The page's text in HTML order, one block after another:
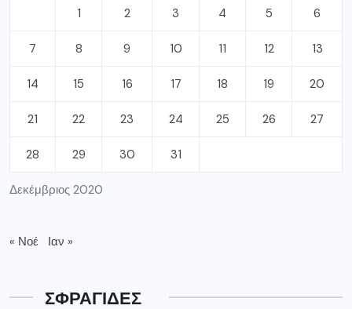
Δεκέμβριος 2020
1 2 3 4 5 6
7 8 9 10 11 12 13
14 15 16 17 18 19 20
21 22 23 24 25 26 27
28 29 30 31
« Νοέ Ιαν »
ΣΦΡΑΓΙΔΕΣ